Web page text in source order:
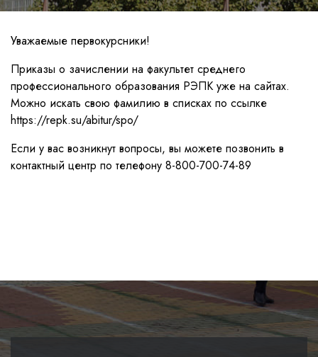
Уважаемые первокурсники!
Приказы о зачислении на факультет среднего
профессионального образования РЭПК уже на сайтах.
Можно искать свою фамилию в списках по ссылке
https://repk.su/abitur/spo/
Если у вас возникнут вопросы, вы можете позвонить в
контактный центр по телефону 8-800-700-74-89